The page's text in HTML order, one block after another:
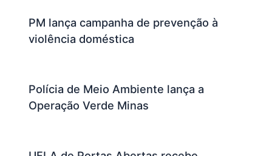
PM lança campanha de prevenção à
violência doméstica
Polícia de Meio Ambiente lança a
Operação Verde Minas